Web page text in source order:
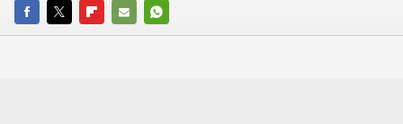
FACEBOOKTWITTERFLIPBOARD
E-
WHATSAPP